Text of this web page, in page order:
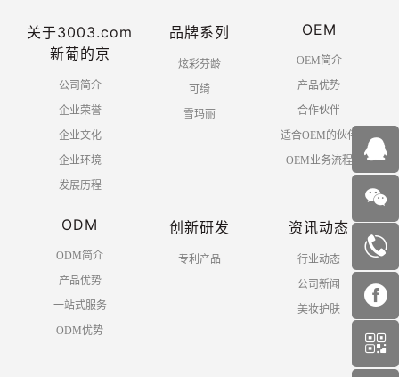
关于3003.com
新葡的京
公司简介
企业荣誉
企业文化
企业环境
发展历程
品牌系列
炫彩芬龄
可绮
雪玛丽
OEM
OEM简介
产品优势
合作伙伴
适合OEM的伙伴
OEM业务流程
ODM
ODM简介
产品优势
一站式服务
ODM优势
创新研发
专利产品
资讯动态
行业动态
公司新闻
美妆护肤